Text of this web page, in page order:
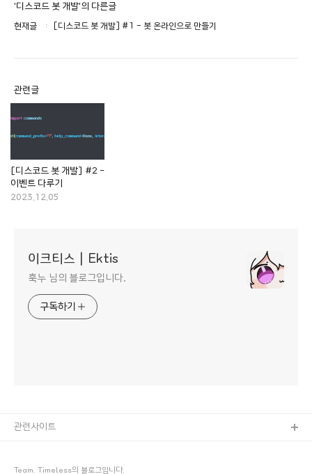
'디스코드 봇 개발'의 다른글
현재글 [디스코드 봇 개발] #1 - 봇 온라인으로 만들기
관련글
[디스코드 봇 개발] #2 -
이벤트 다루기
2023.12.05
이크티스 | Ektis
훅누 님의 블로그입니다.
구독하기
Team. Timeless의 블로그입니다.
관련사이트